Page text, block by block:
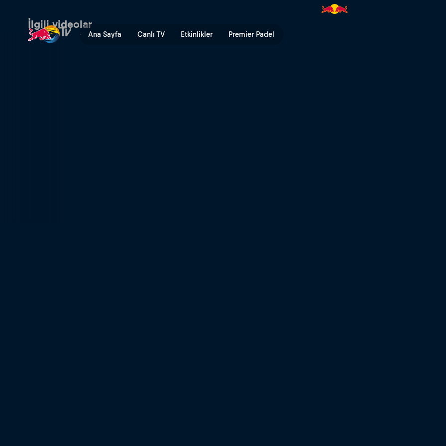
Ana Sayfa Canlı TV Etkinlikler Premier Padel
Rüyaların Aracını Yaratmak İçin Zaman Daralıyor | Red
İlgili videolar